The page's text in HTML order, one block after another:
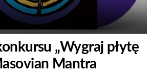
„Wygraj płytę
Mantra